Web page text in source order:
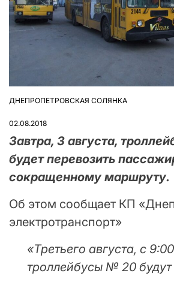
ОПУБЛІКУВАТИ
ДНЕПРОПЕТРОВСКАЯ СОЛЯНКА
02.08.2018
Завтра, 3 августа,
будет перевозить
сокращенному маршруту.
Об этом сообщает КП
электротранспорт»
«Третьего августа, с
троллейбусы № 20 будут